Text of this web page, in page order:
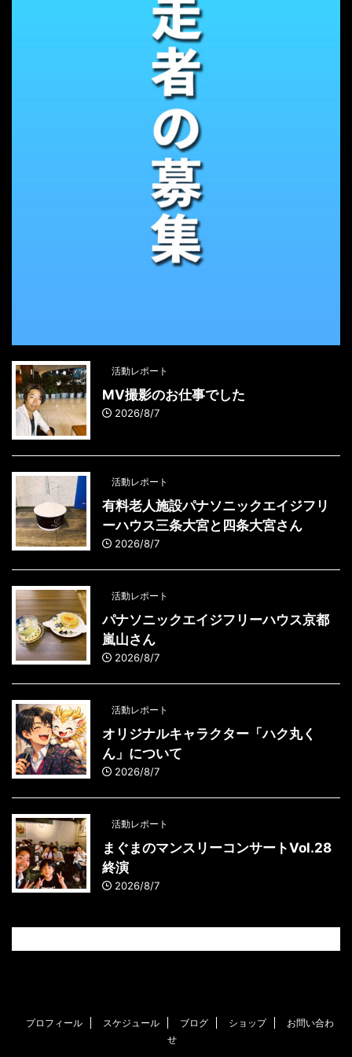
活動レポート
MV撮影のお仕事でした
2026/8/7
活動レポート
有料老人施設パナソニックエイジフリ
ーハウス三条大宮と四条大宮さん
2026/8/7
活動レポート
パナソニックエイジフリーハウス京都
嵐山さん
2026/8/7
活動レポート
オリジナルキャラクター「ハク丸く
ん」について
2026/8/7
活動レポート
まぐまのマンスリーコンサートVol.28
終演
2026/8/7
プロフィール スケジュール ブログ ショップ
お問い合わ
せ